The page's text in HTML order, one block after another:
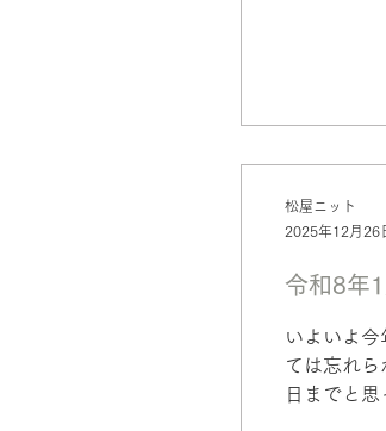
令和8年
いよいよ
ては忘れ
日までと
松屋ニット
2025年12月26